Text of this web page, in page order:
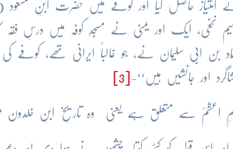
62 ھ) اور اَسود نخعی (م:75ھ) نے امتیاز حاصل کیا اور کوفے میں حضرت
نخعی، ایک اور یمنی نے مسجدِ کوفہ میں درسِ فقہ
بن ابی سلیمان نے، جو غالباً ایرانی تھے، کوفے
اور جانشیں ہیں‘‘-
اعظمؒ سے متعلق ہے یعنی وہ تاریخِ ابنِ خلدون